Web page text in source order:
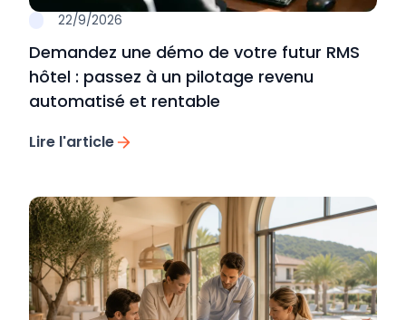
22/9/2026
Demandez une démo de votre futur RMS
hôtel : passez à un pilotage revenu
automatisé et rentable
Lire l'article